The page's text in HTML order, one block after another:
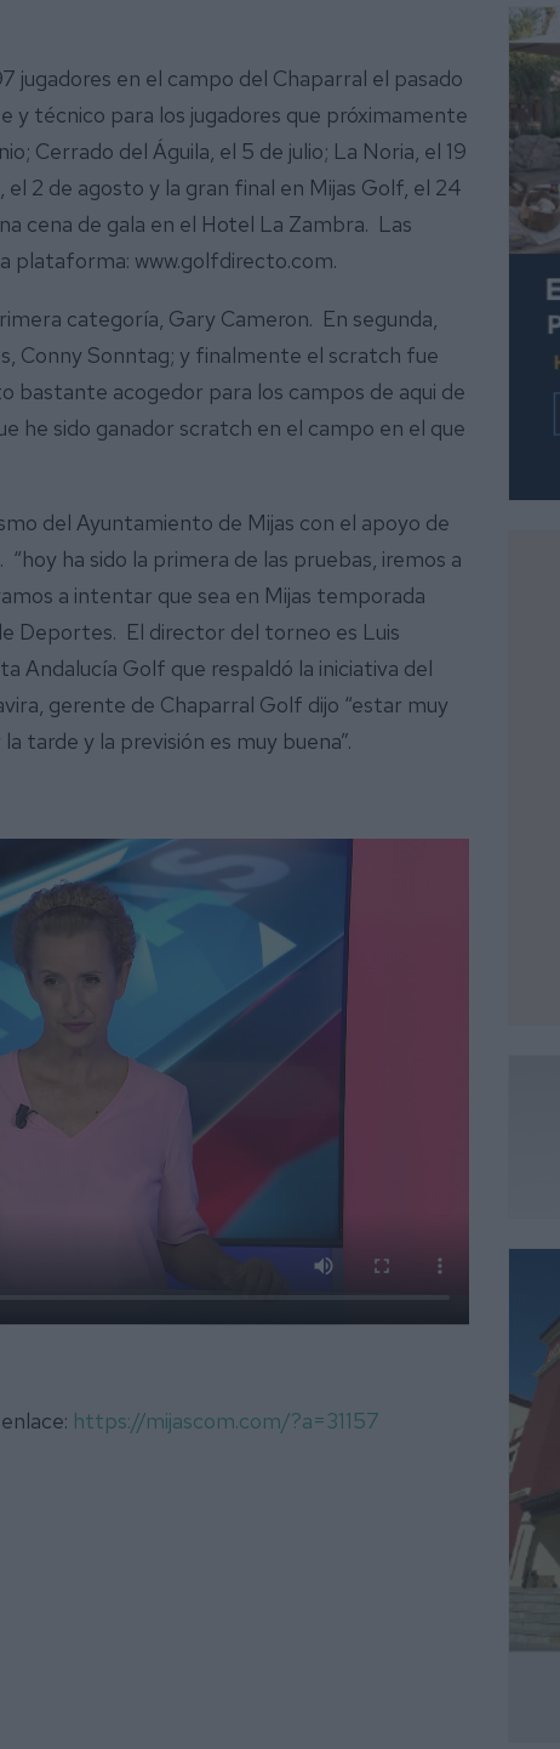
jugadores en el campo del Chaparral el pasado
técnico para los jugadores que próximamente
Cerrado del Águila, el 5 de julio; La Noria, el 19
2 de agosto y la gran final en Mijas Golf, el 24
cena de gala en el Hotel La Zambra. Las
plataforma: www.golfdirecto.com.
categoría, Gary Cameron. En segunda,
Conny Sonntag; y finalmente el scratch fue
bastante acogedor para los campos de aqui de
he sido ganador scratch en el campo en el que
del Ayuntamiento de Mijas con el apoyo de
ha sido la primera de las pruebas, iremos a
a intentar que sea en Mijas temporada
Deportes. El director del torneo es Luis
Andalucía Golf que respaldó la iniciativa del
gerente de Chaparral Golf dijo “estar muy
tarde y la previsión es muy buena”.
https://mijascom.com/?a=31157